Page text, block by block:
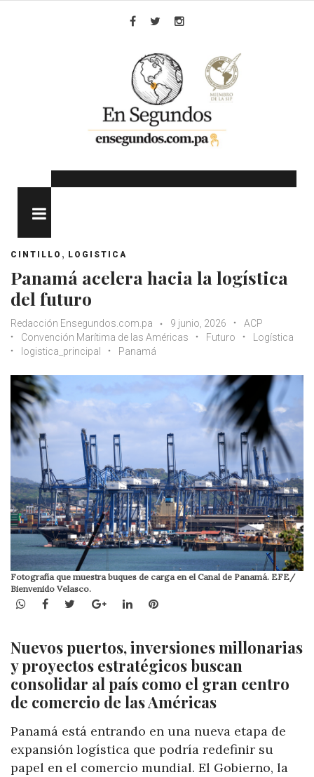
CINTILLO , LOGISTICA
Panamá acelera hacia la logística
del futuro
Redacción Ensegundos.com.pa 9 junio, 2026
ACP
Convención Marítima de las Américas
Futuro
Logística
logistica_principal
Panamá
Fotografía que muestra buques de carga en el Canal de Panamá. EFE/
Bienvenido Velasco.
WhatsApp
Facebook
TwitterGoogle+LinkedInPinterest
Nuevos puertos, inversiones millonarias
y proyectos estratégicos buscan
consolidar al país como el gran centro
de comercio de las Américas
Panamá está entrando en una nueva etapa de
expansión logística que podría redefinir su
papel en el comercio mundial. El Gobierno, la